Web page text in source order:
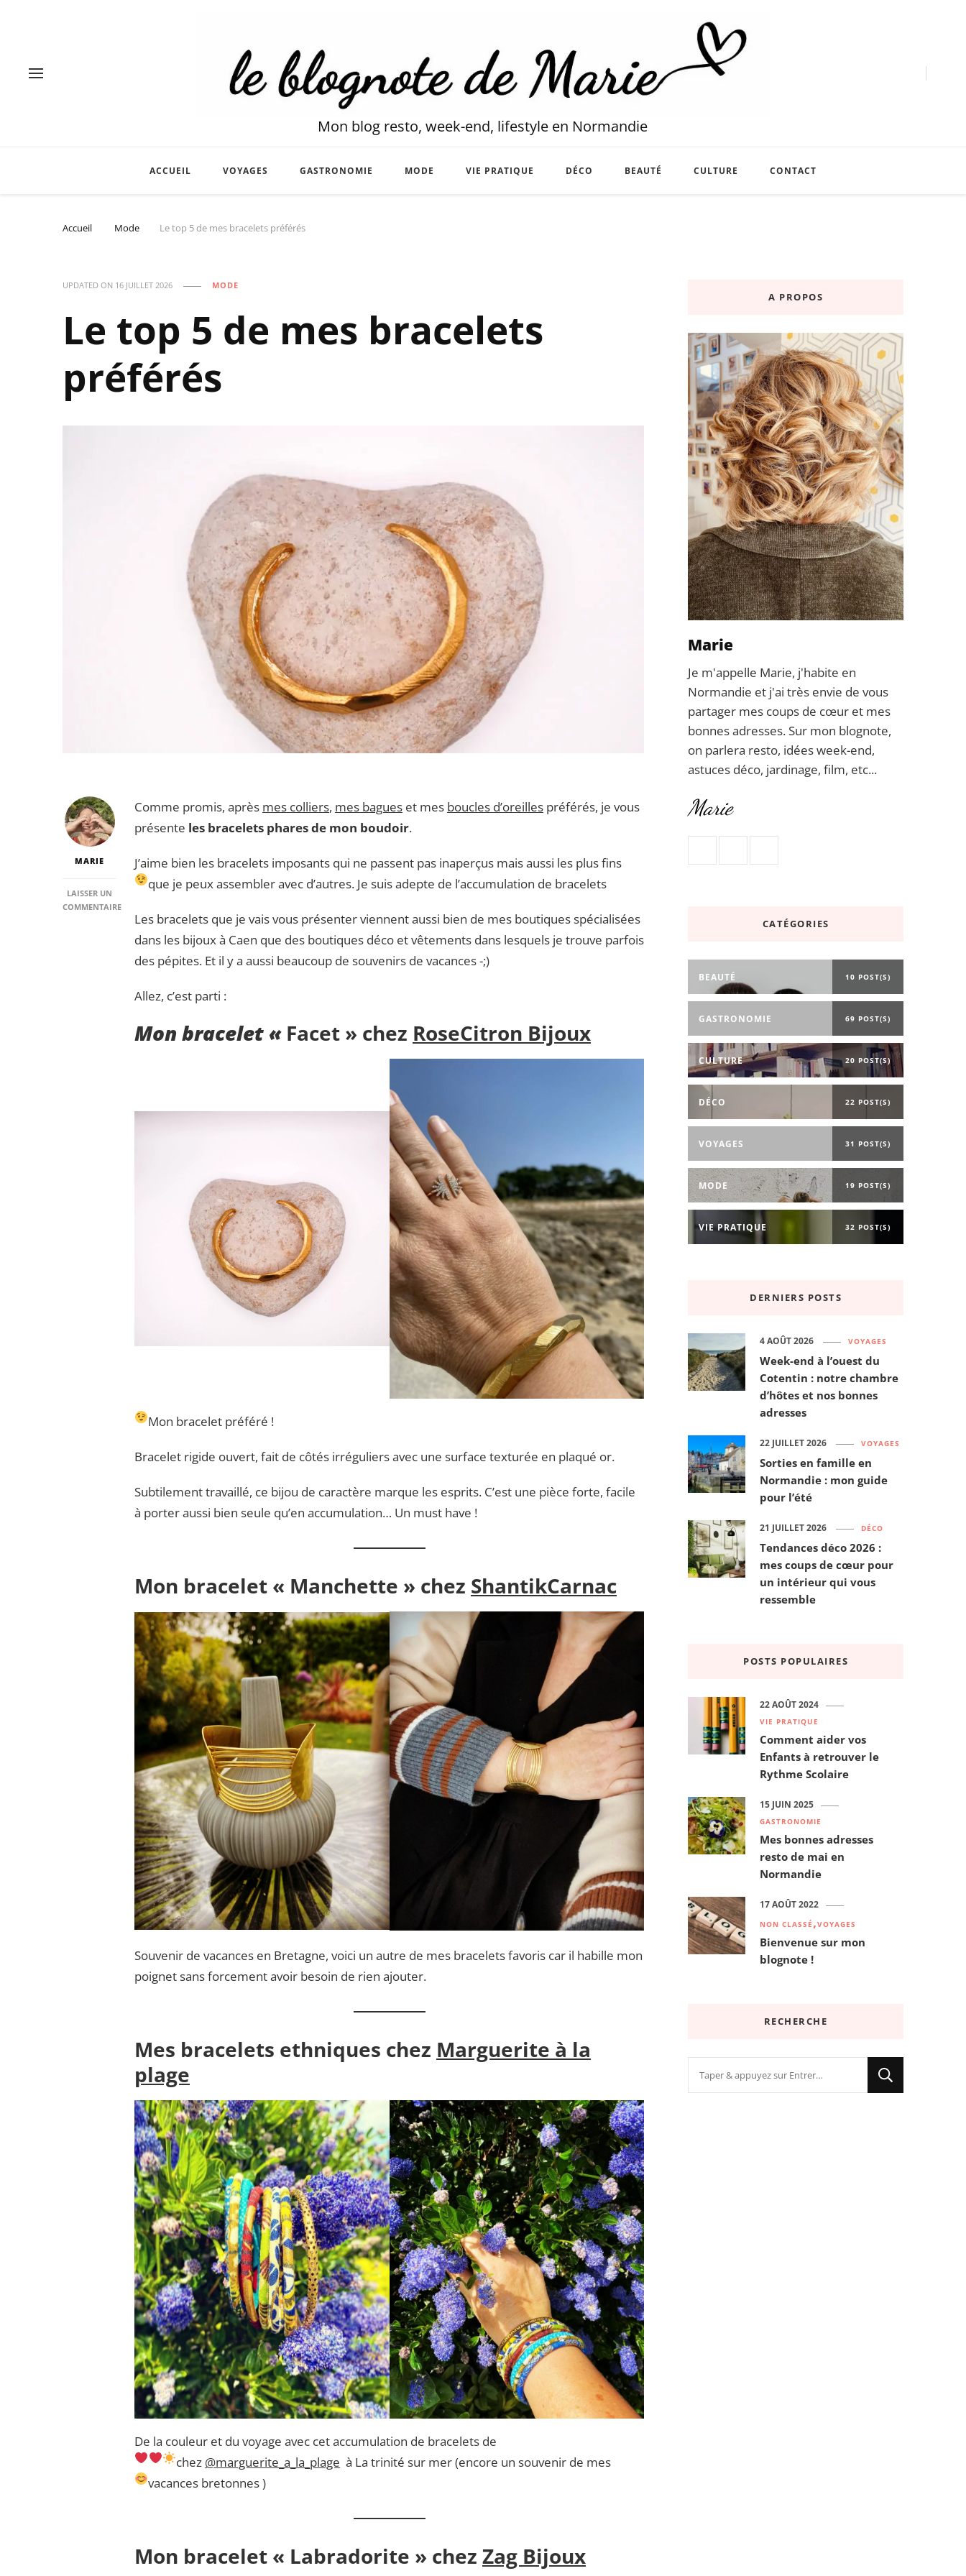
Mon blog resto, week-end, lifestyle en Normandie
ACCUEIL VOYAGES GASTRONOMIE MODE VIE PRATIQUE DÉCO BEAUTÉ CULTURE CONTACT
Accueil Mode Le top 5 de mes bracelets préférés
UPDATED ON 16 JUILLET 2026 MODE
Le top 5 de mes bracelets
préférés
MARIE
LAISSER UN
COMMENTAIRE
Comme promis, après mes colliers, mes bagues et mes boucles d’oreilles préférés, je vous
présente les bracelets phares de mon boudoir.
J’aime bien les bracelets imposants qui ne passent pas inaperçus mais aussi les plus fins
que je peux assembler avec d’autres. Je suis adepte de l’accumulation de bracelets
Les bracelets que je vais vous présenter viennent aussi bien de mes boutiques spécialisées
dans les bijoux à Caen que des boutiques déco et vêtements dans lesquels je trouve parfois
des pépites. Et il y a aussi beaucoup de souvenirs de vacances -;)
Allez, c’est parti :
Mon bracelet « Facet » chez RoseCitron Bijoux
Mon bracelet préféré !
Bracelet rigide ouvert, fait de côtés irréguliers avec une surface texturée en plaqué or.
Subtilement travaillé, ce bijou de caractère marque les esprits. C’est une pièce forte, facile
à porter aussi bien seule qu’en accumulation… Un must have !
Mon bracelet « Manchette » chez ShantikCarnac
Souvenir de vacances en Bretagne, voici un autre de mes bracelets favoris car il habille mon
poignet sans forcement avoir besoin de rien ajouter.
Mes bracelets ethniques chez Marguerite à la
plage
De la couleur et du voyage avec cet accumulation de bracelets de
chez @marguerite_a_la_plage à La trinité sur mer (encore un souvenir de mes
vacances bretonnes)
Mon bracelet « Labradorite » chez Zag Bijoux
A PROPOS
Marie
Je m'appelle Marie, j'habite en
Normandie et j'ai très envie de vous
partager mes coups de cœur et mes
bonnes adresses. Sur mon blognote,
on parlera resto, idées week-end,
astuces déco, jardinage, film, etc...
Marie
CATÉGORIES
BEAUTÉ 10 POST(S)
GASTRONOMIE 69 POST(S)
CULTURE 20 POST(S)
DÉCO 22 POST(S)
VOYAGES 31 POST(S)
MODE 19 POST(S)
VIE PRATIQUE 32 POST(S)
DERNIERS POSTS
VOYAGES
Week-end à l’ouest du
Cotentin : notre chambre
d’hôtes et nos bonnes
adresses
4 AOÛT 2026
VOYAGES
Sorties en famille en
Normandie : mon guide
pour l’été
22 JUILLET 2026
DÉCO
Tendances déco 2026 :
mes coups de cœur pour
un intérieur qui vous
ressemble
21 JUILLET 2026
POSTS POPULAIRES
VIE PRATIQUE
Comment aider vos
Enfants à retrouver le
Rythme Scolaire
22 AOÛT 2024
GASTRONOMIE
Mes bonnes adresses
resto de mai en
Normandie
15 JUIN 2025
NON CLASSÉ VOYAGES
Bienvenue sur mon
blognote !
17 AOÛT 2022
RECHERCHE